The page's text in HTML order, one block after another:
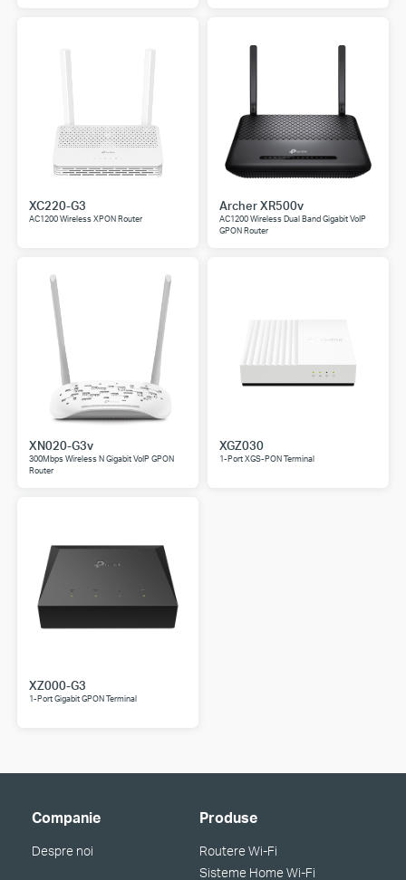
XC220-G3
AC1200 Wireless XPON Router
Archer XR500v
AC1200 Wireless Dual Band Gigabit VoIP
GPON Router
XN020-G3v
300Mbps Wireless N Gigabit VoIP GPON
Router
XGZ030
1-Port XGS-PON Terminal
XZ000-G3
1-Port Gigabit GPON Terminal
Companie
Despre noi
Produse
Routere Wi-Fi
Sisteme Home Wi-Fi